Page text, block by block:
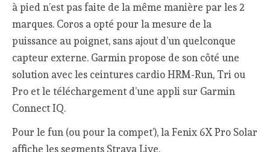
à pied n’est pas faite de la même manière par les 2
marques. Coros a opté pour la mesure de la
puissance au poignet, sans ajout d’un quelconque
capteur externe. Garmin propose de son côté une
solution avec les ceintures cardio HRM-Run, Tri ou
Pro et le téléchargement d’une appli sur Garmin
Connect IQ.
Pour le fun (ou pour la compet’), la Fenix 6X Pro Solar
affiche les segments Strava Live.